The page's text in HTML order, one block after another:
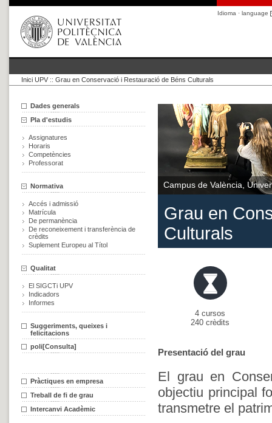
Idioma · language
Inici UPV :: Grau en Conservació i Restauració de Béns Culturals
Dades generals
Pla d'estudis
Assignatures
Horaris
Competències
Professorat
Normativa
Accés i admissió
Matrícula
De permanència
De reconeixement i transferència de
crèdits
Suplement Europeu al Títol
Qualitat
El SIGCTi UPV
Indicadors
Informes
Suggeriments, queixes i
felicitacions
poli[Consulta]
Pràctiques en empresa
Treball de fi de grau
Intercanvi Acadèmic
Campus de València,
Grau en
Culturals
4 cursos
240 crèdits
Presentació del grau
El grau en
objectiu principal
transmetre el